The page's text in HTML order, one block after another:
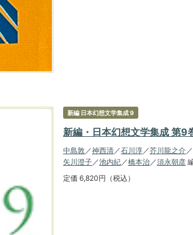
新編 日本幻想文学集成 9
新編・日本幻想文学集成 第9
中島敦 ／神西清 ／石川淳 ／芥川龍之介 ／
矢川澄子 ／池内紀 ／橋本治 ／須永朝彦
定価 6,820円（税込）